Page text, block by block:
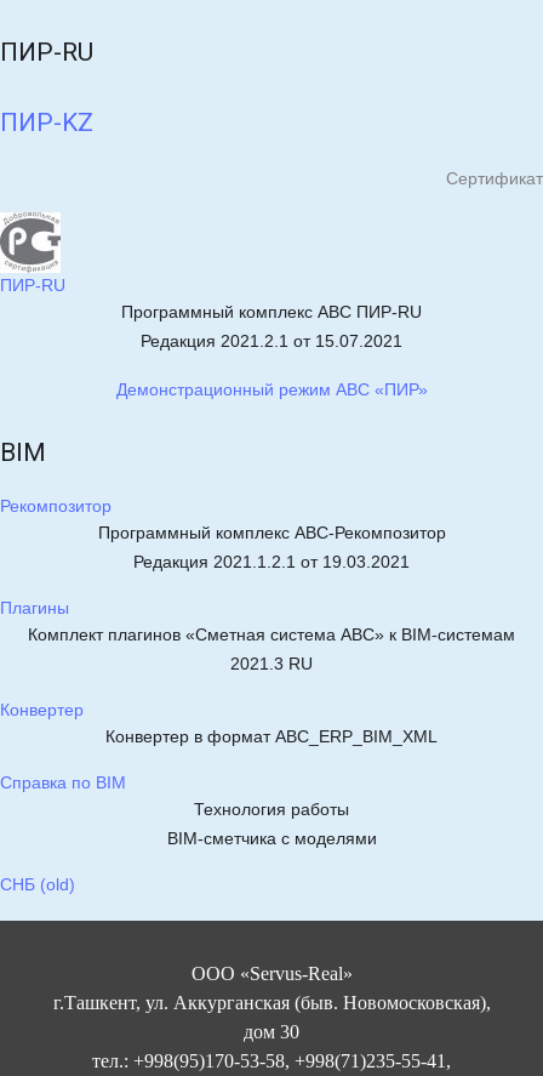
ПИР-RU
ПИР-KZ
Сертификат
ПИР-RU
Программный комплекс АВС ПИР-RU
Редакция 2021.2.1 от 15.07.2021
Демонстрационный режим АВС «ПИР»
BIM
Рекомпозитор
Программный комплекс АВС-Рекомпозитор
Редакция 2021.1.2.1 от 19.03.2021
Плагины
Комплект плагинов «Сметная система АВС» к BIM-системам
2021.3 RU
Конвертер
Конвертер в формат АВС_ERP_BIM_XML
Справка по BIM
Технология работы
BIM-сметчика с моделями
СНБ (old)
ООО «Servus-Real»
г.Ташкент, ул. Аккурганская (быв. Новомосковская),
дом 30
тел.: +998(95)170-53-58, +998(71)235-55-41,